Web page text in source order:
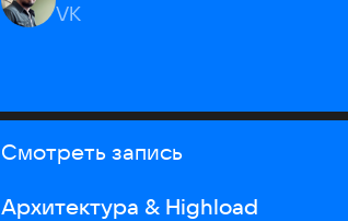
VK
Смотреть запись
Архитектура & Highload